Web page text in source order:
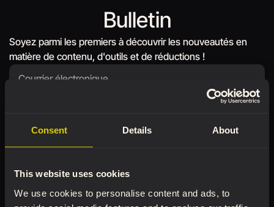
Consent Details About
This website uses cookies
We use cookies to personalise content and ads, to
Bulletin
Soyez parmi les premiers à découvrir les nouveautés en
matière de contenu, d'outils et de réductions !
Tutoriels vidéo
Expression faciale